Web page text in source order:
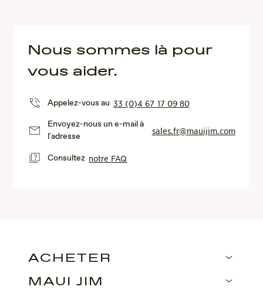
Nous sommes là pour
vous aider.
Appelez-vous au33 (0)4 67 17 09 80
Envoyez-nous un e-mail à
l'adresse
sales.fr@mauijim.com
Consultez notre FAQ
ACHETER
MAUI JIM